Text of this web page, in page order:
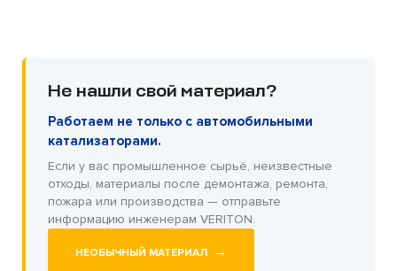
Не нашли свой материал?
Работаем не только с автомобильными
катализаторами.
Если у вас промышленное сырьё, неизвестные
отходы, материалы после демонтажа, ремонта,
пожара или производства — отправьте
информацию инженерам VERITON.
НЕОБЫЧНЫЙ МАТЕРИАЛ →